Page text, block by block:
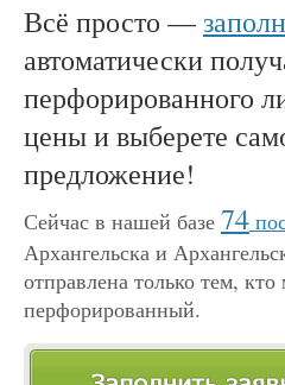
Всё просто —
автоматически
перфорированного
цены и выберете
предложение!
Сейчас в нашей базе 74
Архангельска и
отправлена только тем,
перфорированный.